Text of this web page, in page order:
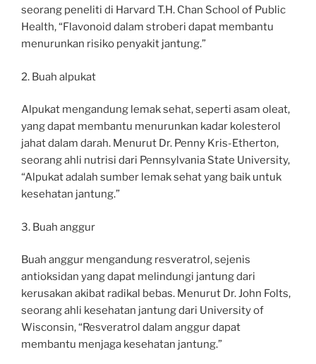
seorang peneliti di Harvard T.H. Chan School of Public
Health, “Flavonoid dalam stroberi dapat membantu
menurunkan risiko penyakit jantung.”
2. Buah alpukat
Alpukat mengandung lemak sehat, seperti asam oleat,
yang dapat membantu menurunkan kadar kolesterol
jahat dalam darah. Menurut Dr. Penny Kris-Etherton,
seorang ahli nutrisi dari Pennsylvania State University,
“Alpukat adalah sumber lemak sehat yang baik untuk
kesehatan jantung.”
3. Buah anggur
Buah anggur mengandung resveratrol, sejenis
antioksidan yang dapat melindungi jantung dari
kerusakan akibat radikal bebas. Menurut Dr. John Folts,
seorang ahli kesehatan jantung dari University of
Wisconsin, “Resveratrol dalam anggur dapat
membantu menjaga kesehatan jantung.”